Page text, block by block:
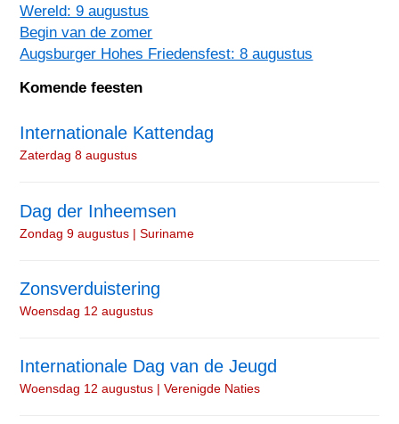
Wereld: 9 augustus
Begin van de zomer
Augsburger Hohes Friedensfest: 8 augustus
Komende feesten
Internationale Kattendag
Zaterdag 8 augustus
Dag der Inheemsen
Zondag 9 augustus | Suriname
Zonsverduistering
Woensdag 12 augustus
Internationale Dag van de Jeugd
Woensdag 12 augustus | Verenigde Naties